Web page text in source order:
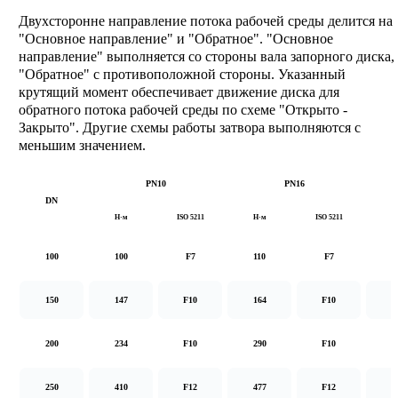
Двухсторонне направление потока рабочей среды делится на
"Основное направление" и "Обратное". "Основное
направление" выполняется со стороны вала запорного диска,
"Обратное" с противоположной стороны. Указанный
крутящий момент обеспечивает движение диска для
обратного потока рабочей среды по схеме "Открыто -
Закрыто". Другие схемы работы затвора выполняются с
меньшим значением.
DN
PN10 PN16
Н·м ISO 5211 Н·м ISO 5211
100 100 F7 110 F7
150 147 F10 164 F10
200 234 F10 290 F10
250 410 F12 477 F12